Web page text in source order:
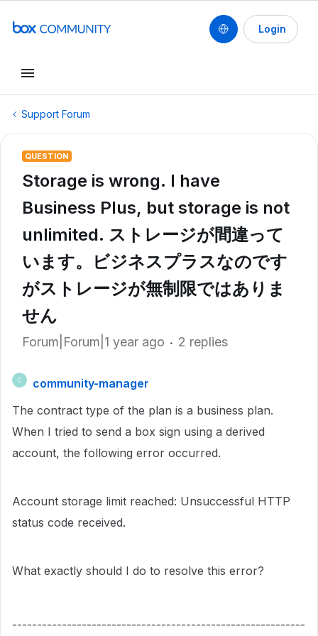
Login
Support Forum
QUESTION
Storage is wrong. I have
Business Plus, but storage is not
unlimited. ストレージが間違って
います。ビジネスプラスなのです
がストレージが無制限ではありま
せん
Forum|Forum|1 year ago 2 replies
C
community-manager
The contract type of the plan is a business plan.
When I tried to send a box sign using a derived
account, the following error occurred.
Account storage limit reached: Unsuccessful HTTP
status code received.
What exactly should I do to resolve this error?
-----------------------------------------------------------